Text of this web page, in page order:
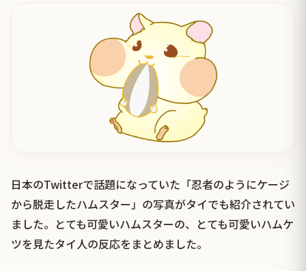
日本のTwitterで話題になっていた「忍者のようにケージ
から脱走したハムスター」の写真がタイでも紹介されてい
ました。とても可愛いハムスターの、とても可愛いハムケ
ツを見たタイ人の反応をまとめました。